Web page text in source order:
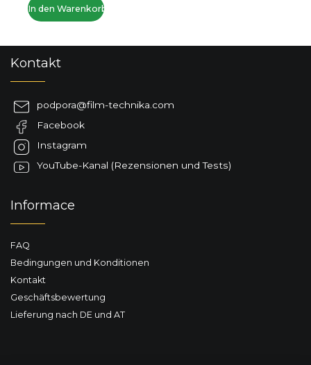
In den Warenkorb
Kontakt
podpora@film-technika.com
Facebook
Instagram
YouTube-Kanal (Rezensionen und Tests)
Informace
FAQ
Bedingungen und Konditionen
Kontakt
Geschäftsbewertung
Lieferung nach DE und AT